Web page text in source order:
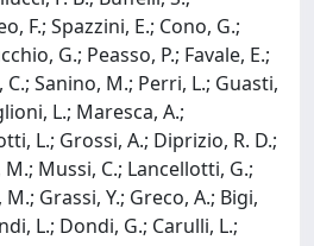
F.; Spazzini, E.; Cono, G.;
G.; Peasso, P.; Favale, E.;
Sanino, M.; Perri, L.; Guasti,
L.; Maresca, A.;
L.; Grossi, A.; Diprizio, R. D.;
Mussi, C.; Lancellotti, G.;
Grassi, Y.; Greco, A.; Bigi,
L.; Dondi, G.; Carulli, L.;